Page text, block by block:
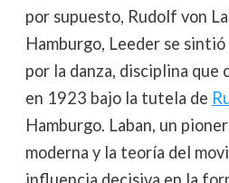
por supuesto, Rudolf von
Hamburgo, Leeder se
por la danza, disciplina que
en 1923 bajo la tutela de
Hamburgo. Laban, un
moderna y la teoría del